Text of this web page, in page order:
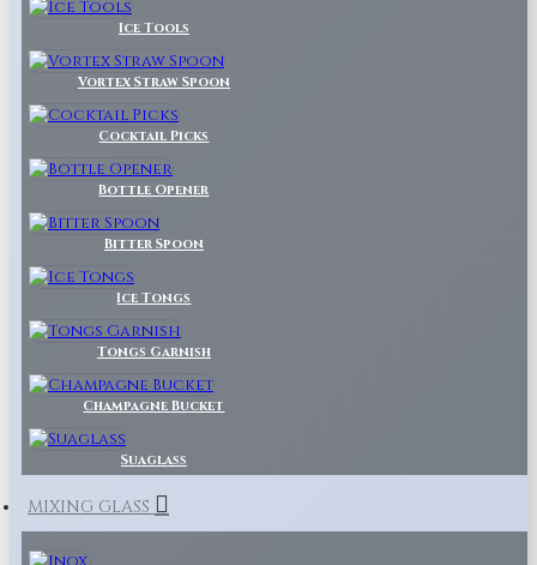
Ice Tools
Vortex Straw Spoon
Cocktail Picks
Bottle Opener
Bitter Spoon
Ice Tongs
Tongs Garnish
Champagne Bucket
Suaglass
MIXING GLASS